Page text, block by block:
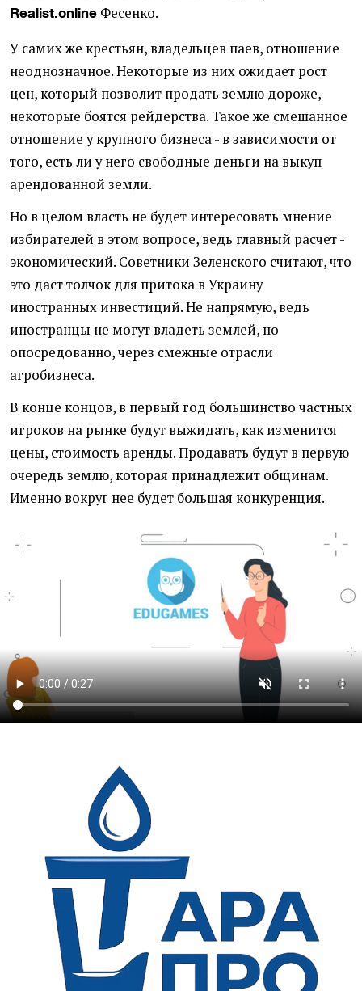
Realist.online Фесенко.
У самих же крестьян, владельцев паев, отношение
неоднозначное. Некоторые из них ожидает рост
цен, который позволит продать землю дороже,
некоторые боятся рейдерства. Такое же смешанное
отношение у крупного бизнеса - в зависимости от
того, есть ли у него свободные деньги на выкуп
арендованной земли.
Но в целом власть не будет интересовать мнение
избирателей в этом вопросе, ведь главный расчет -
экономический. Советники Зеленского считают, что
это даст толчок для притока в Украину
иностранных инвестиций. Не напрямую, ведь
иностранцы не могут владеть землей, но
опосредованно, через смежные отрасли
агробизнеса.
В конце концов, в первый год большинство частных
игроков на рынке будут выжидать, как изменится
цены, стоимость аренды. Продавать будут в первую
очередь землю, которая принадлежит общинам.
Именно вокруг нее будет большая конкуренция.